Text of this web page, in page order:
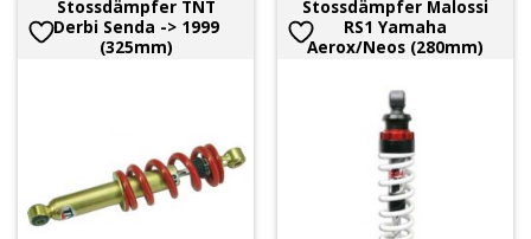
Stossdämpfer TNT
Derbi Senda -> 1999
(325mm)
Stossdämpfer Malossi
RS1 Yamaha
Aerox/Neos (280mm)